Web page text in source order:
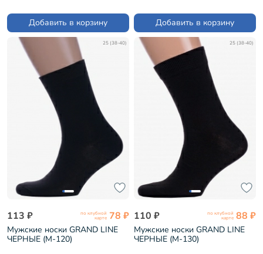
Добавить в корзину Добавить в корзину
25 (38-40)
113 ₽ по клубной
карте 78 ₽
Мужские носки GRAND LINE
ЧЕРНЫЕ (М-120)
25 (38-40)
110 ₽ по клубной
карте 88 ₽
Мужские носки GRAND LINE
ЧЕРНЫЕ (М-130)